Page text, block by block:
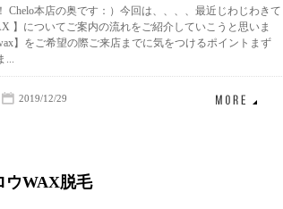
Chelo本店の奥です：）今回は、、、、最近じわじわきて
】についてご案内の流れをご紹介していこうと思いま
】をご希望の際ご来店までに気をつけるポイントまず
...
2019/12/29
ウWAX脱毛